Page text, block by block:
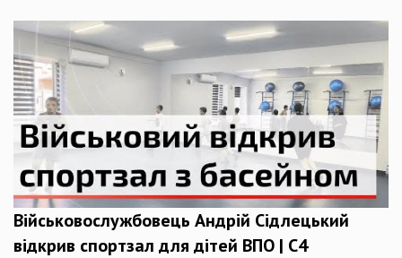
Військовослужбовець Андрій Сідлецький
відкрив спортзал для дітей ВПО | С4